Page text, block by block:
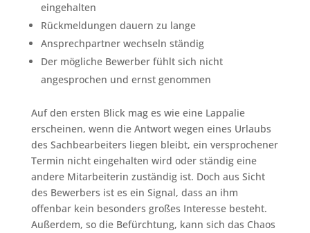
eingehalten
Rückmeldungen dauern zu lange
Ansprechpartner wechseln ständig
Der mögliche Bewerber fühlt sich nicht
angesprochen und ernst genommen
Auf den ersten Blick mag es wie eine Lappalie
erscheinen, wenn die Antwort wegen eines Urlaubs
des Sachbearbeiters liegen bleibt, ein versprochener
Termin nicht eingehalten wird oder ständig eine
andere Mitarbeiterin zuständig ist. Doch aus Sicht
des Bewerbers ist es ein Signal, dass an ihm
offenbar kein besonders großes Interesse besteht.
Außerdem, so die Befürchtung, kann sich das Chaos